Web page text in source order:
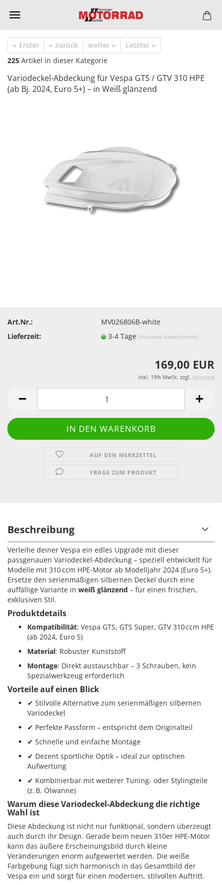
« Erster « zurück weiter »
Letzter »
225 Artikel in dieser Kategorie
Variodeckel-Abdeckung für Vespa GTS / GTV 310 HPE
(ab Bj. 2024, Euro 5+) – in Weiß glänzend
Art.Nr.:
MV026806B-white
Lieferzeit:
3-4 Tage (Ausland abweichend)
169,00 EUR
inkl. 19% MwSt. zzgl. Versand
AUF DEN MERKZETTEL
FRAGE ZUM PRODUKT
Beschreibung
Verleihe deiner Vespa ein edles Upgrade mit dieser
passgenauen Variodeckel-Abdeckung – speziell entwickelt für
Modelle mit 310 ccm HPE-Motor ab Modelljahr 2024 (Euro 5+).
Ersetze den serienmäßigen silbernen Deckel durch eine
auffällige Variante in weiß glänzend – für einen frischen,
exklusiven Stil.
Produktdetails
Kompatibilität: Vespa GTS, GTS Super, GTV 310 ccm HPE
(ab 2024, Euro 5)
Material: Robuster Kunststoff
Montage: Direkt austauschbar – 3 Schrauben, kein
Spezialwerkzeug erforderlich
Vorteile auf einen Blick
✔ Stilvolle Alternative zum serienmäßigen silbernen
Variodeckel
✔ Perfekte Passform – entspricht dem Originalteil
✔ Schnelle und einfache Montage
✔ Dezent sportliche Optik – ideal zur optischen
Aufwertung
✔ Kombinierbar mit weiterer Tuning- oder Stylingteile
(z. B. Ölwanne)
Warum diese Variodeckel-Abdeckung die richtige
Wahl ist
Diese Abdeckung ist nicht nur funktional, sondern überzeugt
auch durch ihr Design. Gerade beim neuen 310er HPE-Motor
kann das äußere Erscheinungsbild durch kleine
Veränderungen enorm aufgewertet werden. Die weiße
Farbgebung fügt sich harmonisch in das Gesamtbild der
Vespa ein und sorgt für einen modernen, stilvollen Auftritt.